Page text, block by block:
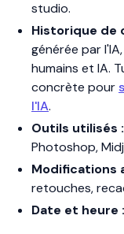
studio.
Historique de
générée par
humains et IA.
concrète pour
l'IA.
Outils utilisés :
Photoshop,
Modifications
retouches,
Date et heure :